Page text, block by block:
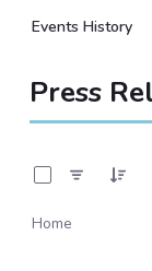
Events History
Press
Home